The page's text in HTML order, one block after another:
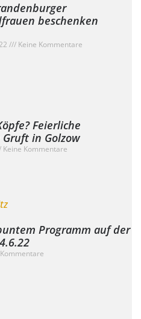
beschenken
Keine Kommentare
Feierliche
in Golzow
Keine Kommentare
Programm auf der